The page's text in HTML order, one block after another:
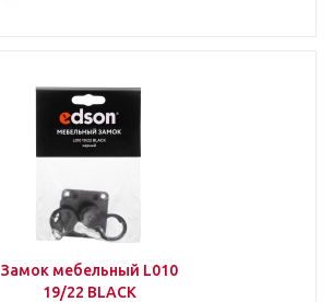
Замок мебельный L010
19/22 BLACK